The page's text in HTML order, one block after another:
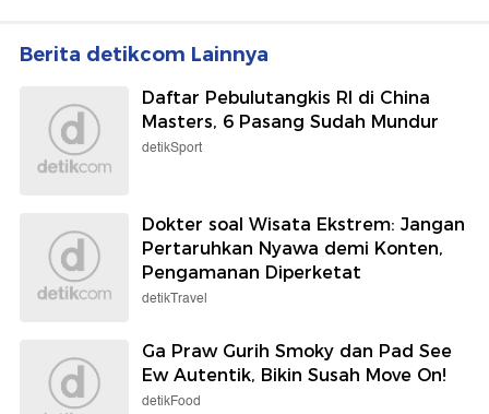
Berita detikcom Lainnya
Daftar Pebulutangkis RI di China
Masters, 6 Pasang Sudah Mundur
detikSport
Dokter soal Wisata Ekstrem: Jangan
Pertaruhkan Nyawa demi Konten,
Pengamanan Diperketat
detikTravel
Ga Praw Gurih Smoky dan Pad See
Ew Autentik, Bikin Susah Move On!
detikFood